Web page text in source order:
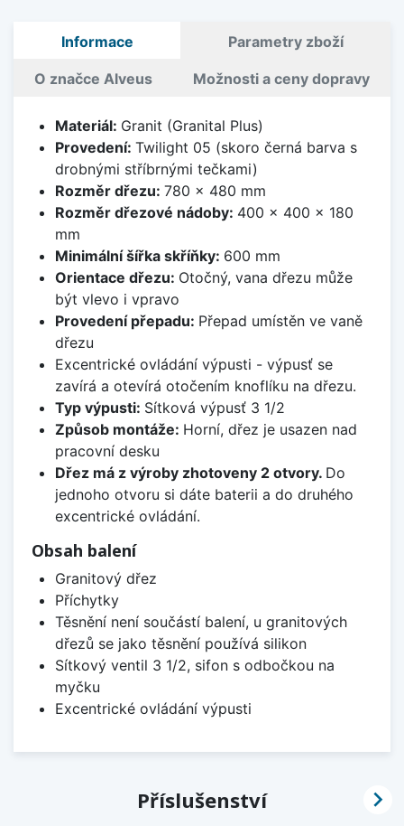
Informace Parametry zboží
O značce Alveus Možnosti a ceny dopravy
Materiál: Granit (Granital Plus)
Provedení: Twilight 05 (skoro černá barva s
drobnými stříbrnými tečkami)
Rozměr dřezu: 780 x 480 mm
Rozměr dřezové nádoby: 400 x 400 x 180
mm
Minimální šířka skříňky: 600 mm
Orientace dřezu: Otočný, vana dřezu může
být vlevo i vpravo
Provedení přepadu: Přepad umístěn ve vaně
dřezu
Excentrické ovládání výpusti - výpusť se
zavírá a otevírá otočením knoflíku na dřezu.
Typ výpusti: Sítková výpusť 3 1/2
Způsob montáže: Horní, dřez je usazen nad
pracovní desku
Dřez má z výroby zhotoveny 2 otvory. Do
jednoho otvoru si dáte baterii a do druhého
excentrické ovládání.
Obsah balení
Granitový dřez
Příchytky
Těsnění není součástí balení, u granitových
dřezů se jako těsnění používá silikon
Sítkový ventil 3 1/2, sifon s odbočkou na
myčku
Excentrické ovládání výpusti
Příslušenství 